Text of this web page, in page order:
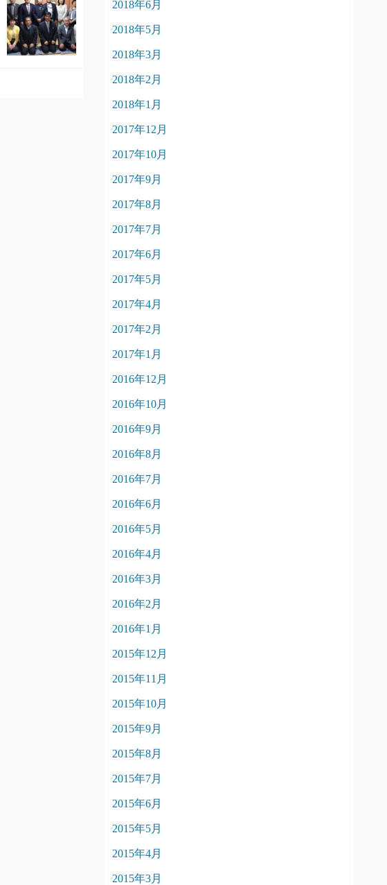
2018年6月
2018年5月
2018年3月
2018年2月
2018年1月
2017年12月
2017年10月
2017年9月
2017年8月
2017年7月
2017年6月
2017年5月
2017年4月
2017年2月
2017年1月
2016年12月
2016年10月
2016年9月
2016年8月
2016年7月
2016年6月
2016年5月
2016年4月
2016年3月
2016年2月
2016年1月
2015年12月
2015年11月
2015年10月
2015年9月
2015年8月
2015年7月
2015年6月
2015年5月
2015年4月
2015年3月